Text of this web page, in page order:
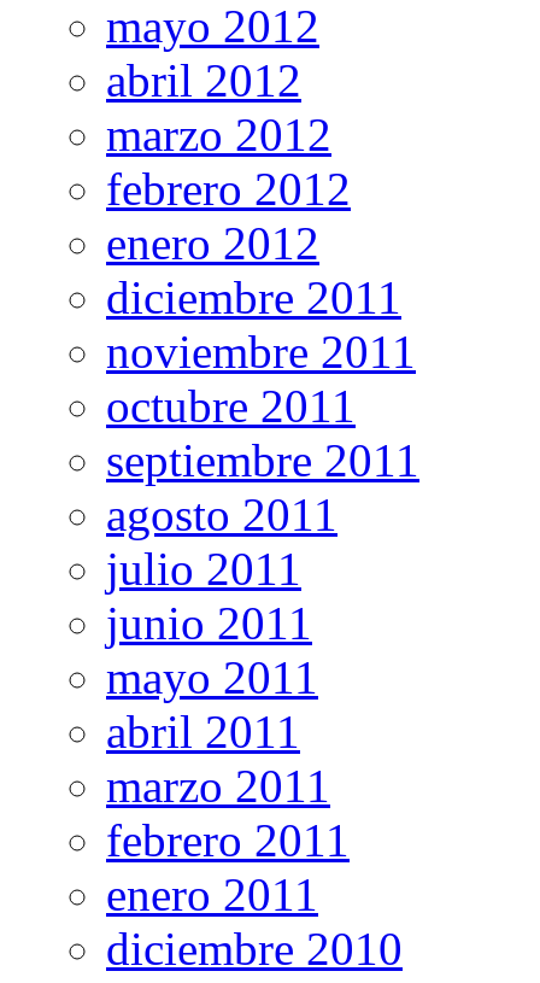
mayo 2012
abril 2012
marzo 2012
febrero 2012
enero 2012
diciembre 2011
noviembre 2011
octubre 2011
septiembre 2011
agosto 2011
julio 2011
junio 2011
mayo 2011
abril 2011
marzo 2011
febrero 2011
enero 2011
diciembre 2010